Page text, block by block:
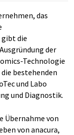
das
die
der
Technologie
bestehenden
und Labo
und Diagnostik.
Übernahme von
von anacura,